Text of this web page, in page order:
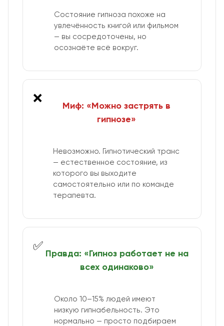
Состояние гипноза похоже на
увлечённость книгой или фильмом
— вы сосредоточены, но
осознаёте всё вокруг.
❌
Миф: «Можно застрять в
гипнозе»
Невозможно. Гипнотический транс
— естественное состояние, из
которого вы выходите
самостоятельно или по команде
терапевта.
✅
Правда: «Гипноз работает не на
всех одинаково»
Около 10–15% людей имеют
низкую гипнабельность. Это
нормально — просто подбираем